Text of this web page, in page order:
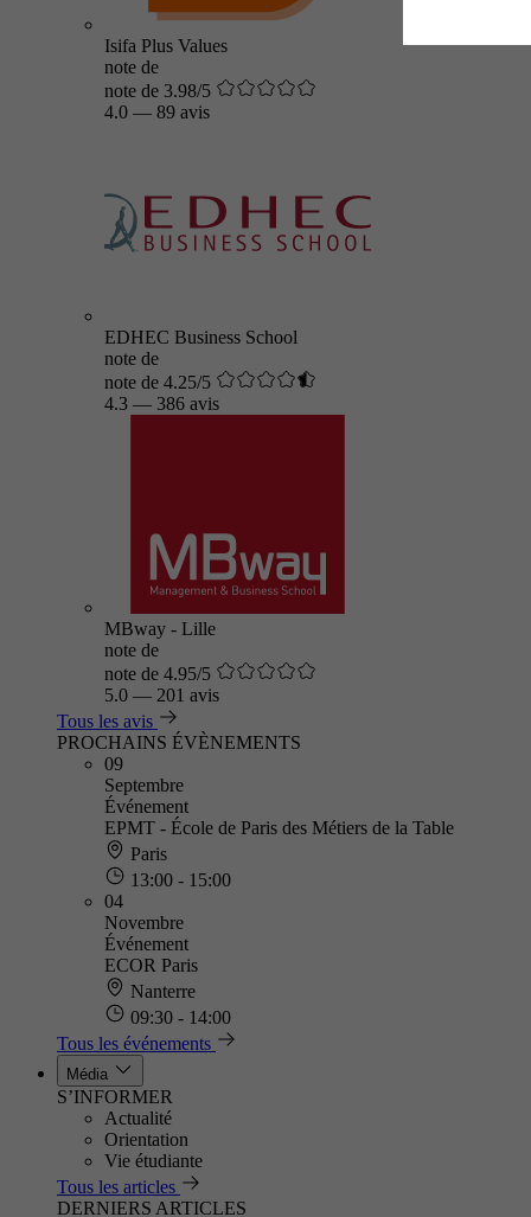
Isifa Plus Values
note de
note de 3.98/5
4.0 — 89 avis
EDHEC Business School
note de
note de 4.25/5
4.3 — 386 avis
MBway - Lille
note de
note de 4.95/5
5.0 — 201 avis
Tous les avis
PROCHAINS ÉVÈNEMENTS
09
Septembre
Événement
EPMT - École de Paris des Métiers de la Table
Paris
13:00 - 15:00
04
Novembre
Événement
ECOR Paris
Nanterre
09:30 - 14:00
Tous les événements
Média
S’INFORMER
Actualité
Orientation
Vie étudiante
Tous les articles
DERNIERS ARTICLES